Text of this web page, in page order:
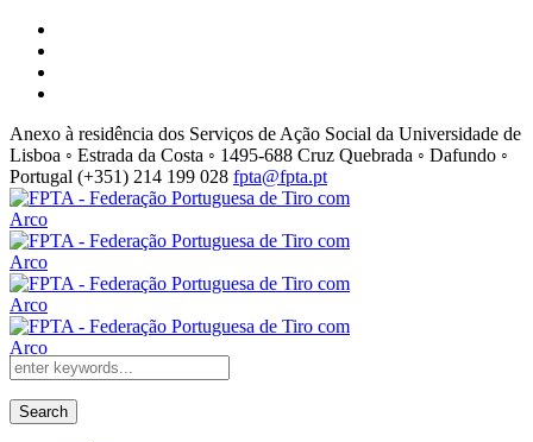
Anexo à residência dos Serviços de Ação Social da Universidade de
Lisboa ◦ Estrada da Costa ◦ 1495-688 Cruz Quebrada ◦ Dafundo ◦
Portugal (+351) 214 199 028 fpta@fpta.pt
Search